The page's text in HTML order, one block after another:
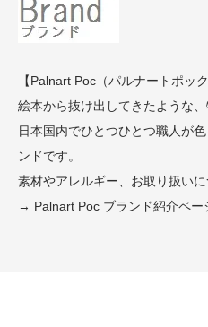
【Palnart Poc（パルナートポッ
絵本から抜け出してきたような
日本国内でひとつひとつ職人が
ンドです。
素材やアレルギー、お取り扱いに
→ Palnart Poc ブランド紹介ペー